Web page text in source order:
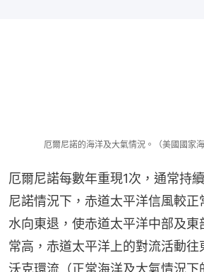
厄爾尼諾的海洋及大氣情況。（美國國家
厄爾尼諾每數年重現1次，通常持
尼諾情況下，赤道太平洋信風較
水向東退，使赤道太平洋中部及東
常高，赤道太平洋上的對流活動往
沃克環流（正常海洋及大氣情況下